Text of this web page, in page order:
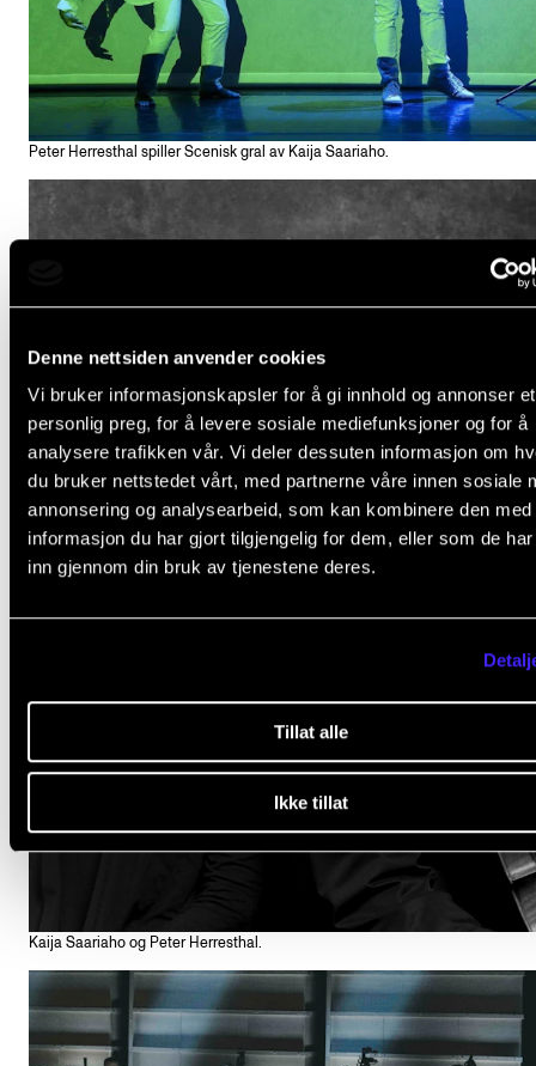
Denne nettsiden anvender cookies
Vi bruker informasjonskapsler for å gi innhold og annonser et
personlig preg, for å levere sosiale mediefunksjoner og for å
analysere trafikken vår. Vi deler dessuten informasjon om
du bruker nettstedet vårt, med partnerne våre innen sosiale
annonsering og analysearbeid, som kan kombinere den med
informasjon du har gjort tilgjengelig for dem, eller som de
inn gjennom din bruk av tjenestene deres.
Tillat alle
Ikke tillat
Peter Herresthal spiller Scenisk gral av Kaija Saariaho.
Kaija Saariaho og Peter Herresthal.